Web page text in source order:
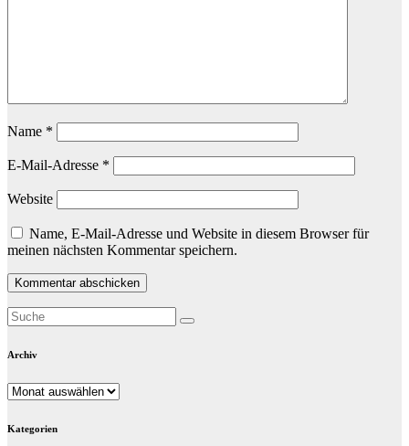
Name *
E-Mail-Adresse *
Website
Name, E-Mail-Adresse und Website in diesem Browser für
meinen nächsten Kommentar speichern.
Archiv
Archiv
Kategorien